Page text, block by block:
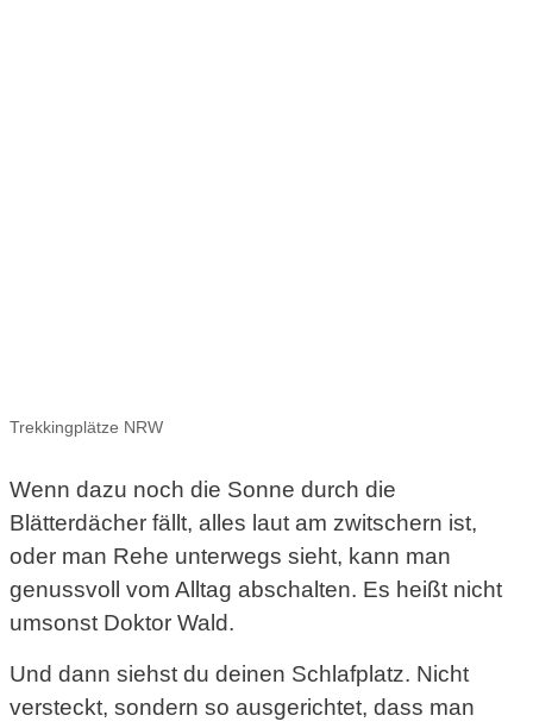
Trekkingplätze NRW
Wenn dazu noch die Sonne durch die
Blätterdächer fällt, alles laut am zwitschern ist,
oder man Rehe unterwegs sieht, kann man
genussvoll vom Alltag abschalten. Es heißt nicht
umsonst Doktor Wald.
Und dann siehst du deinen Schlafplatz. Nicht
versteckt, sondern so ausgerichtet, dass man